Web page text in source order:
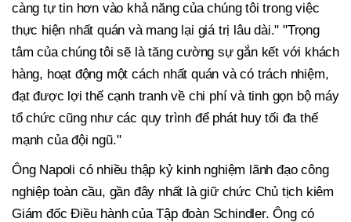
càng tự tin hơn vào khả năng của chúng tôi trong việc
thực hiện nhất quán và mang lại giá trị lâu dài." "Trọng
tâm của chúng tôi sẽ là tăng cường sự gắn kết với khách
hàng, hoạt động một cách nhất quán và có trách nhiệm,
đạt được lợi thế cạnh tranh về chi phí và tinh gọn bộ máy
tổ chức cũng như các quy trình để phát huy tối đa thế
mạnh của đội ngũ."
Ông Napoli có nhiều thập kỷ kinh nghiệm lãnh đạo công
nghiệp toàn cầu, gần đây nhất là giữ chức Chủ tịch kiêm
Giám đốc Điều hành của Tập đoàn Schindler. Ông có